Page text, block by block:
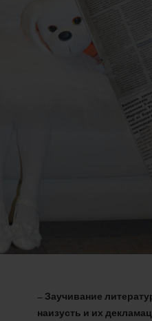
– Заучивание
наизусть и их